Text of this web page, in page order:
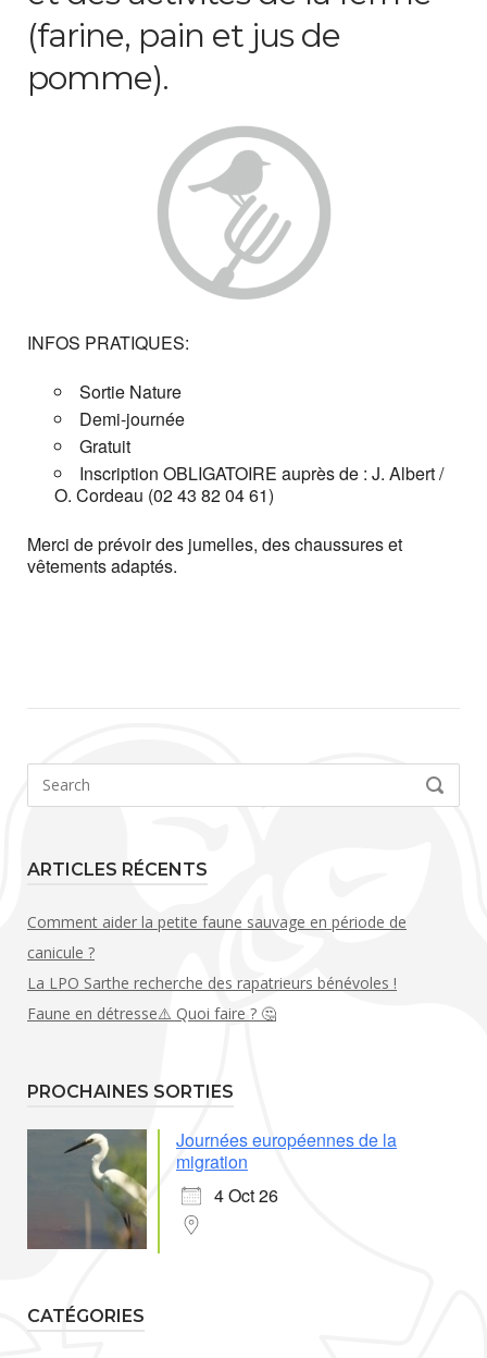
(farine, pain et jus de
pomme).
INFOS PRATIQUES:
Sortie Nature
Demi-journée
Gratuit
Inscription OBLIGATOIRE auprès de : J. Albert /
O. Cordeau (02 43 82 04 61)
Merci de prévoir des jumelles, des chaussures et
vêtements adaptés.
SEARCH
ARTICLES RÉCENTS
Comment aider la petite faune sauvage en période de
canicule ?
La LPO Sarthe recherche des rapatrieurs bénévoles !
Faune en détresse⚠️ Quoi faire ? 🤔
PROCHAINES SORTIES
Journées européennes de la
migration
4 Oct 26
CATÉGORIES